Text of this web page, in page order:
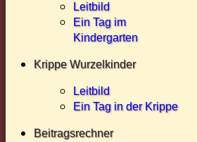
Leitbild
Ein Tag im
Kindergarten
Krippe Wurzelkinder
Leitbild
Ein Tag in der Krippe
Beitragsrechner